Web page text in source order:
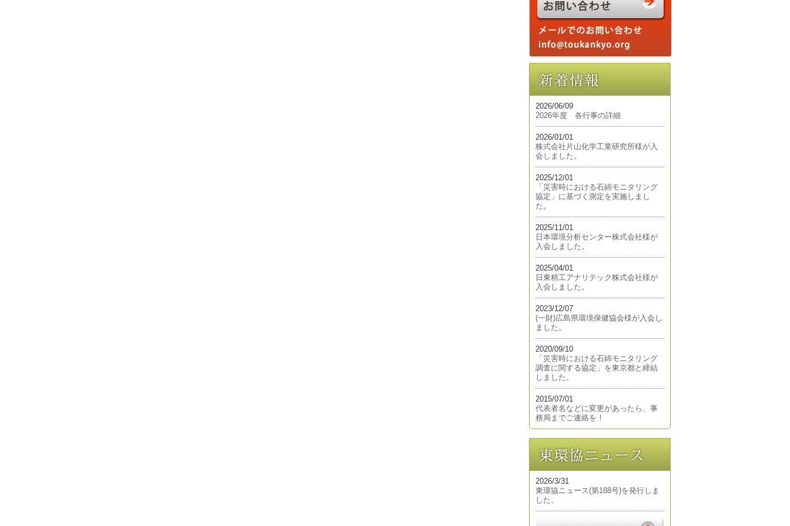
2026/06/09
2026年度 各行事の詳細
2026/01/01
株式会社片山化学工業研究所様が入
会しました。
2025/12/01
「災害時における石綿モニタリング
協定」に基づく測定を実施しまし
た。
2025/11/01
日本環境分析センター株式会社様が
入会しました。
2025/04/01
日東精工アナリテック株式会社様が
入会しました。
2023/12/07
(一財)広島県環境保健協会様が入会し
ました。
2020/09/10
「災害時における石綿モニタリング
調査に関する協定」を東京都と締結
しました。
2015/07/01
代表者名などに変更があったら、事
務局までご連絡を！
2026/3/31
東環協ニュース(第188号)を発行しま
した。